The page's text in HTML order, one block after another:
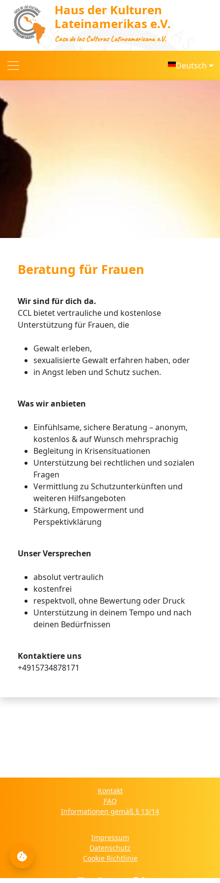
Haus der Kulturen
Lateinamerikas e.V.
Casa de las Culturas Latinoamericana e.V.
Deutsch
Beratung für Frauen
Wir sind für dich da.
CCL bietet vertrauliche und kostenlose
Unterstützung für Frauen, die
Gewalt erleben,
sexualisierte Gewalt erfahren haben, oder
in Angst leben und Schutz suchen.
Was wir anbieten
Einfühlsame, sichere Beratung – anonym,
kostenlos & auf Wunsch mehrsprachig
Begleitung in Krisensituationen
Unterstützung bei rechtlichen und sozialen
Fragen
Vermittlung zu Schutzunterkünften und
weiteren Hilfsangeboten
Stärkung, Empowerment und
Perspektivklärung
Unser Versprechen
absolut vertraulich
kostenfrei
respektvoll, ohne Bewertung oder Druck
Unterstützung in deinem Tempo und nach
deinen Bedürfnissen
Kontaktiere uns
+4915734878171
Kontakt
FAQ
Informationen gemäß § 13/14
Impressum
Datenschutz
Cookie Richtlinie